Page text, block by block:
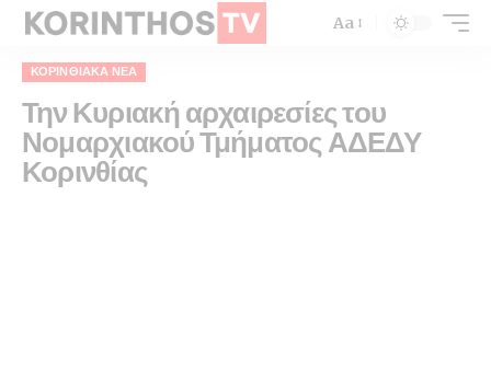
Aa
ΚΟΡΙΝΘΙΑΚΆ ΝΈΑ
Την Κυριακή αρχαιρεσίες του
Νομαρχιακού Τμήματος ΑΔΕΔΥ
Κορινθίας